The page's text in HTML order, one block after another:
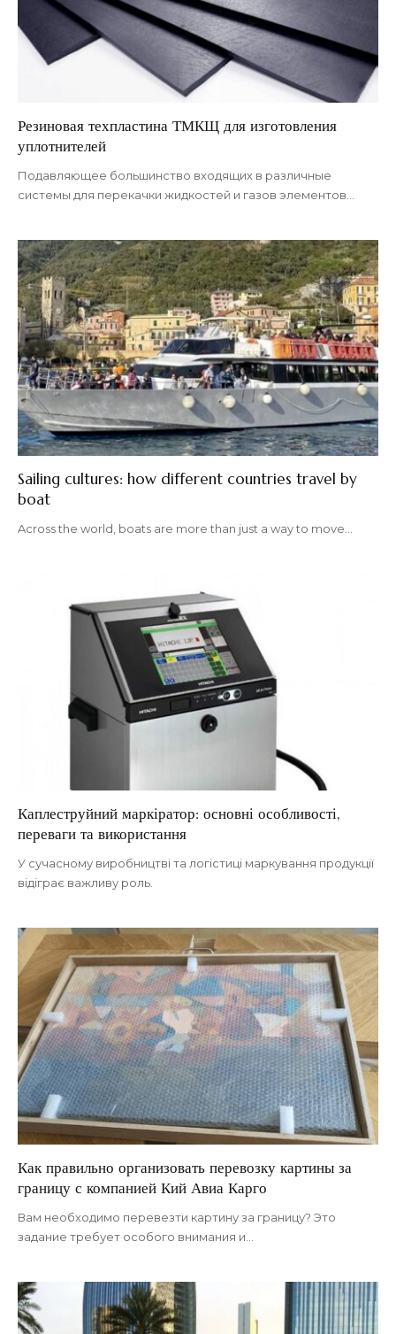
Резиновая техпластина ТМКЩ для изготовления
уплотнителей
Подавляющее большинство входящих в различные
системы для перекачки жидкостей и газов элементов
Sailing cultures: how different countries travel by
boat
Across the world, boats are more than just a way to move…
Каплеструйний маркіратор: основні особливості,
переваги та використання
У сучасному виробництві та логістиці маркування продукції
відіграє важливу роль.
Как правильно организовать перевозку картины за
границу с компанией Кий Авиа Карго
Вам необходимо перевезти картину за границу? Это
задание требует особого внимания и